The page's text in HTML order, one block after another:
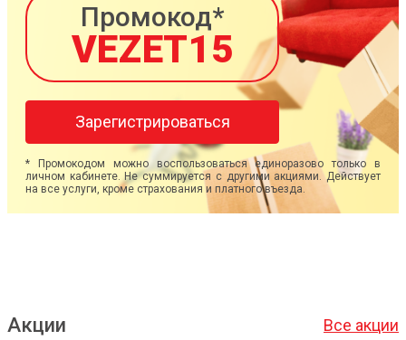
Промокод*
VEZET15
Зарегистрироваться
* Промокодом можно воспользоваться единоразово только в
личном кабинете. Не суммируется с другими акциями. Действует
на все услуги, кроме страхования и платного въезда.
Акции Все акции